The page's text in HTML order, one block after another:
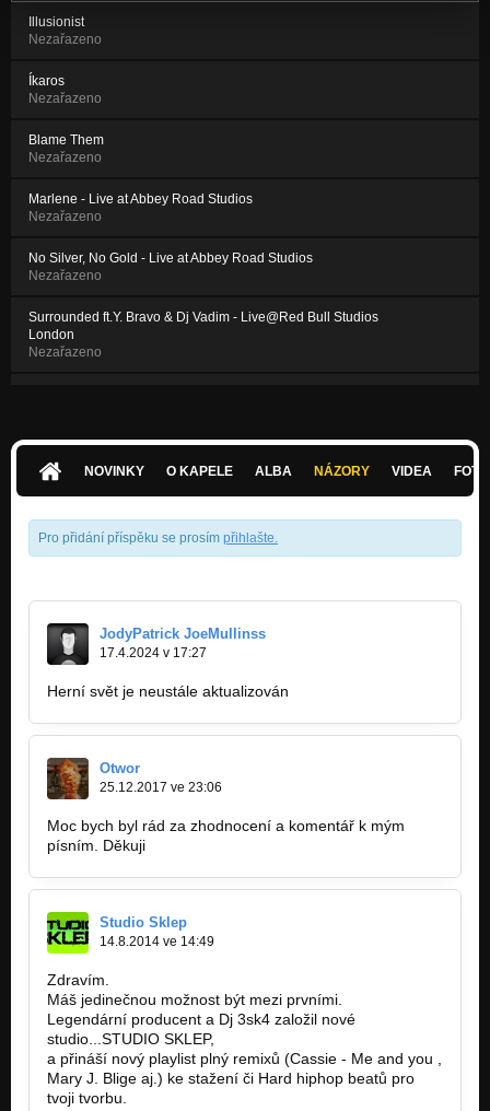
Illusionist
Nezařazeno
Íkaros
Nezařazeno
Blame Them
Nezařazeno
Marlene - Live at Abbey Road Studios
Nezařazeno
No Silver, No Gold - Live at Abbey Road Studios
Nezařazeno
Surrounded ft.Y. Bravo & Dj Vadim - Live@Red Bull Studios
London
Nezařazeno
NezařazenoNOVINKY O KAPELE ALBA NÁZORY VIDEA
Pro přidání příspěku se prosím přihlašte
JodyPatrick JoeMullinss
17.4.2024 v 17:27
Herní svět je neustále aktualizován
Otwor
25.12.2017 ve 23:06
Moc bych byl rád za zhodnocení a komentář k mým
písním. Děkuji
Studio Sklep
14.8.2014 ve 14:49
Zdravím.
Máš jedinečnou možnost být mezi prvními.
Legendární producent a Dj 3sk4 založil nové
studio...STUDIO SKLEP,
a přináší nový playlist plný remixů (Cassie - Me and you ,
Mary J. Blige aj.) ke stažení či Hard hiphop beatů pro
tvoji tvorbu.